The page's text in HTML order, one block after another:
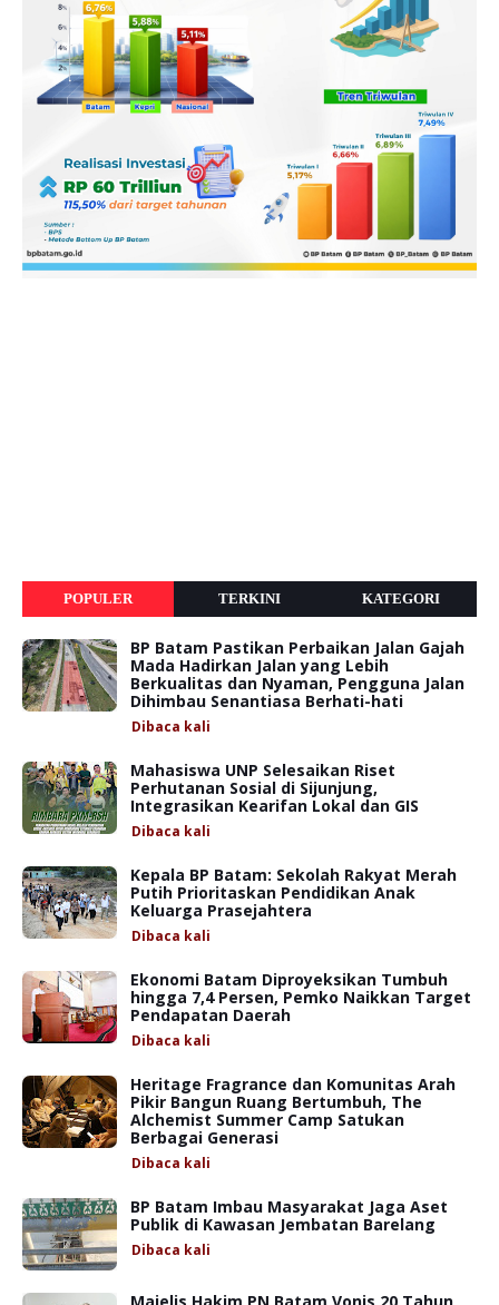
POPULER TERKINI KATEGORI
BP Batam Pastikan Perbaikan Jalan Gajah
Mada Hadirkan Jalan yang Lebih
Berkualitas dan Nyaman, Pengguna Jalan
Dihimbau Senantiasa Berhati-hati
Dibaca kali
Mahasiswa UNP Selesaikan Riset
Perhutanan Sosial di Sijunjung,
Integrasikan Kearifan Lokal dan GIS
Dibaca kali
Kepala BP Batam: Sekolah Rakyat Merah
Putih Prioritaskan Pendidikan Anak
Keluarga Prasejahtera
Dibaca kali
Ekonomi Batam Diproyeksikan Tumbuh
hingga 7,4 Persen, Pemko Naikkan Target
Pendapatan Daerah
Dibaca kali
Heritage Fragrance dan Komunitas Arah
Pikir Bangun Ruang Bertumbuh, The
Alchemist Summer Camp Satukan
Berbagai Generasi
Dibaca kali
BP Batam Imbau Masyarakat Jaga Aset
Publik di Kawasan Jembatan Barelang
Dibaca kali